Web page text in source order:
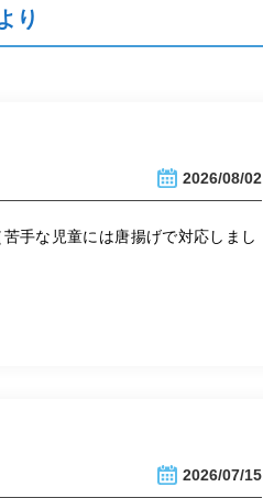
り
2026/08/02
手な児童には唐揚げで対応しまし
2026/07/15